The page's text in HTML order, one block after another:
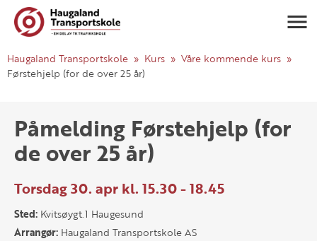
Haugaland Transportskole Kurs
Våre kommende kurs
Førstehjelp (for de over 25 år)
Påmelding Førstehjelp (for
de over 25 år)
Torsdag 30. apr kl. 15.30 - 18.45
Sted: Kvitsøygt.1 Haugesund
Arrangør: Haugaland Transportskole AS